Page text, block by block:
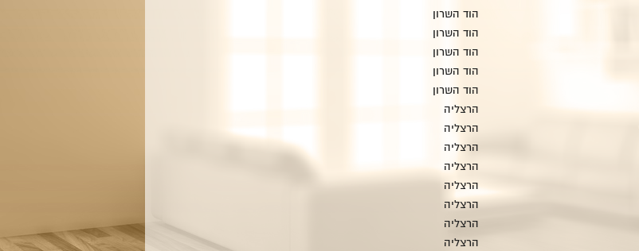
הוד השרון
הוד השרון
הוד השרון
הוד השרון
הוד השרון
הרצליה
הרצליה
הרצליה
הרצליה
הרצליה
הרצליה
הרצליה
הרצליה